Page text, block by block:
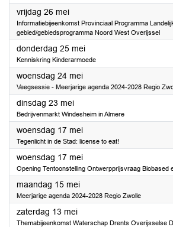
vrijdag 26 mei2023
Informatiebijeenkomst Provinciaal Programma
gebied/gebiedsprogramma Noord West Overijssel
donderdag 25 mei2023
Kenniskring Kinderarmoede
woensdag 24 mei2023
Veegsessie - Meerjarige agenda 2024-2028 Regio
dinsdag 23 mei2023
Bedrijvenmarkt Windesheim in Almere
woensdag 17 mei2023
Tegenlicht in de Stad: license to eat!
woensdag 17 mei2023
Opening Tentoonstelling Ontwerpprijsvraag Biobased
maandag 15 mei2023
Meerjarige agenda 2024-2028 Regio Zwolle
zaterdag 13 mei2023
Themabijeenkomst Waterschap Drents Overijsselse